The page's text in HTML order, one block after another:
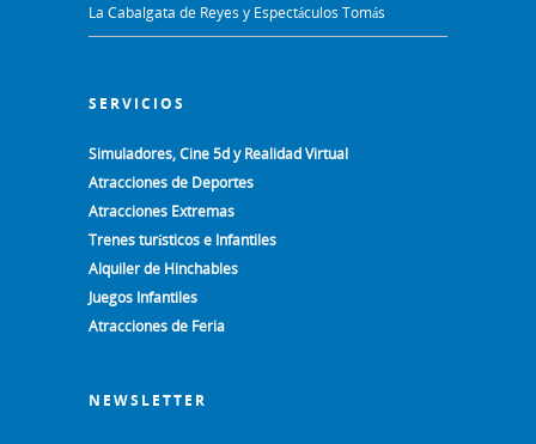
La Cabalgata de Reyes y Espectáculos Tomás
SERVICIOS
Simuladores, Cine 5d y Realidad Virtual
Atracciones de Deportes
Atracciones Extremas
Trenes turísticos e Infantiles
Alquiler de Hinchables
Juegos Infantiles
Atracciones de Feria
NEWSLETTER